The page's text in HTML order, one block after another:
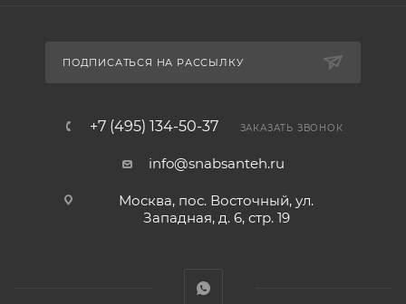
ПОДПИСАТЬСЯ НА РАССЫЛКУ
+7 (495) 134-50-37 ЗАКАЗАТЬ ЗВОНОК
info@snabsanteh.ru
Москва, пос. Восточный, ул.
Западная, д. 6, стр. 19